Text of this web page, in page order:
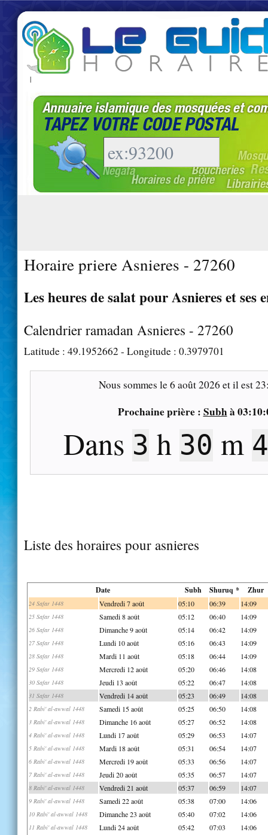
|
Horaire priere Asnieres - 27260
Les heures de salat pour Asnieres et ses
Calendrier ramadan Asnieres - 27260
Latitude : 49.1952662 - Longitude : 0.3979701
Nous sommes le6 août 2026 et il est
Prochaine prière : Subhà
Dans 3 h 30 m
Liste des horaires pour asnieres
Date Subh Shuruq * Zhur
24 Safar 1448 Vendredi 7 août 05:10 06:39 14:09
25 Safar 1448 Samedi 8 août 05:12 06:40 14:09
26 Safar 1448 Dimanche 9 août 05:14 06:42 14:09
27 Safar 1448 Lundi 10 août 05:16 06:43 14:09
28 Safar 1448 Mardi 11 août 05:18 06:44 14:09
29 Safar 1448 Mercredi 12 août 05:20 06:46 14:08
30 Safar 1448 Jeudi 13 août 05:22 06:47 14:08
31 Safar 1448 Vendredi 14 août 05:23 06:49 14:08
2 Rabi' al-awwal 1448 Samedi 15 août 05:25 06:50 14:08
3 Rabi' al-awwal 1448 Dimanche 16 août 05:27 06:52 14:08
4 Rabi' al-awwal 1448 Lundi 17 août 05:29 06:53 14:07
5 Rabi' al-awwal 1448 Mardi 18 août 05:31 06:54 14:07
6 Rabi' al-awwal 1448 Mercredi 19 août 05:33 06:56 14:07
7 Rabi' al-awwal 1448 Jeudi 20 août 05:35 06:57 14:07
8 Rabi' al-awwal 1448 Vendredi 21 août 05:37 06:59 14:07
9 Rabi' al-awwal 1448 Samedi 22 août 05:38 07:00 14:06
10 Rabi' al-awwal 1448 Dimanche 23 août 05:40 07:02 14:06
11 Rabi' al-awwal 1448 Lundi 24 août 05:42 07:03 14:06